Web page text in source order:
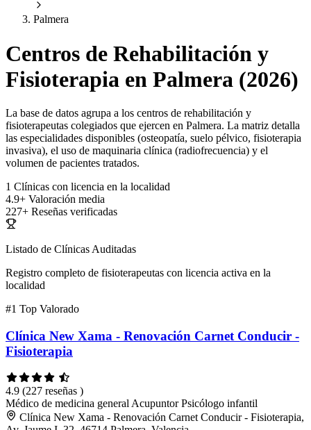
Palmera
Centros de Rehabilitación y
Fisioterapia en Palmera (2026)
La base de datos agrupa a los centros de rehabilitación y
fisioterapeutas colegiados que ejercen en Palmera. La matriz detalla
las especialidades disponibles (osteopatía, suelo pélvico, fisioterapia
invasiva), el uso de maquinaria clínica (radiofrecuencia) y el
volumen de pacientes tratados.
1 Clínicas con licencia en la localidad
4.9+ Valoración media
227+ Reseñas verificadas
Listado de Clínicas Auditadas
Registro completo de fisioterapeutas con licencia activa en la
localidad
#1 Top Valorado
Clínica New Xama - Renovación Carnet Conducir -
Fisioterapia
4.9 (227 reseñas )
Médico de medicina general AcupuntorPsicólogo infantil
Clínica New Xama - Renovación Carnet Conducir - Fisioterapia,